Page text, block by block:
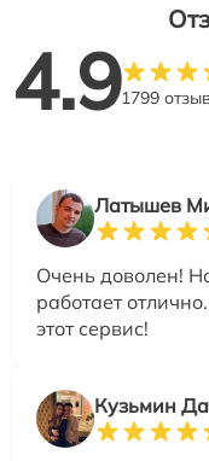
4.91799
Латышев
Очень доволен!
работает
этот сервис!
Кузьмин